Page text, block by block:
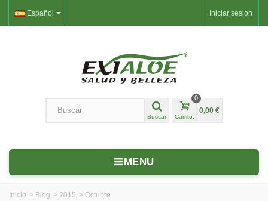
Iniciar sesión
Español
Buscar Carrito:
0
0,00 €
MENU
Inicio > Blog > 2015 > Octubre